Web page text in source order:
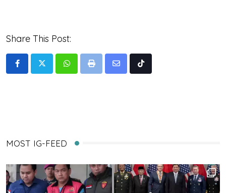
Share This Post:
WhatsappPrint
Share
Tiktok
MOST IG-FEED